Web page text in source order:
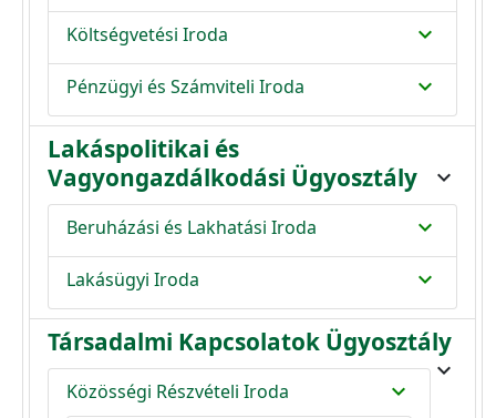
Költségvetési Iroda expand_more
Pénzügyi és Számviteli Iroda expand_more
Lakáspolitikai és
Vagyongazdálkodási Ügyosztály
expand_more
Beruházási és Lakhatási Iroda expand_more
Lakásügyi Iroda expand_more
Társadalmi Kapcsolatok Ügyosztály
expand_more
Közösségi Részvételi Iroda expand_more